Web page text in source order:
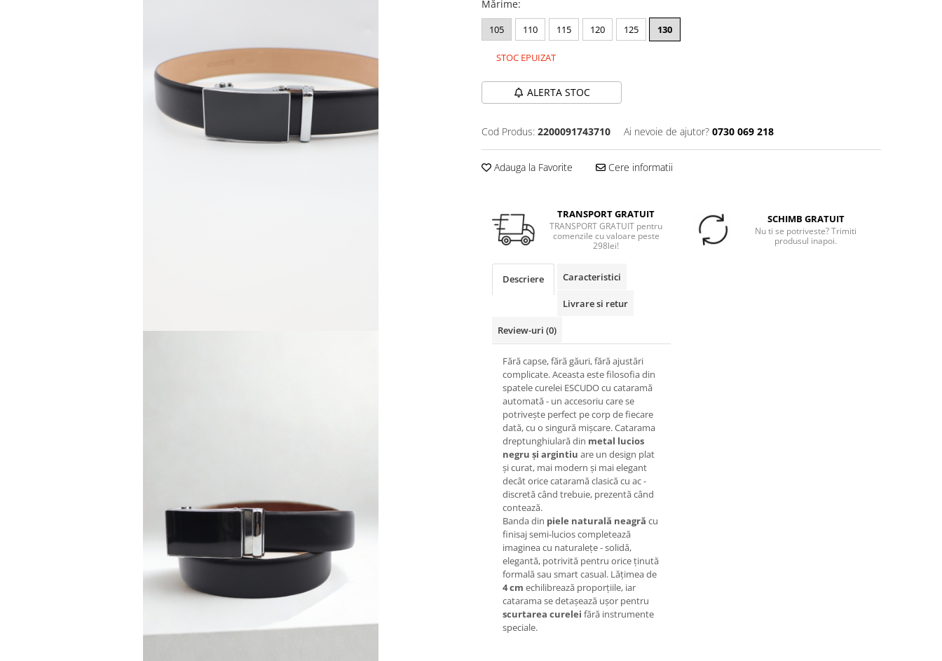
Mărime:
105 110 115 120 125 130
STOC EPUIZAT
ALERTA STOC
Cod Produs: 2200091743710 Ai nevoie de ajutor? 0730 069 218
Adauga la Favorite Cere informatii
TRANSPORT GRATUIT
TRANSPORT GRATUIT pentru
comenzile cu valoare peste
298lei!
SCHIMB GRATUIT
Nu ti se potriveste? Trimiti
produsul inapoi.
Descriere Caracteristici
Livrare si retur
Review-uri (0)
Fără capse, fără găuri, fără ajustări
complicate. Aceasta este filosofia din
spatele curelei ESCUDO cu cataramă
automată - un accesoriu care se
potrivește perfect pe corp de fiecare
dată, cu o singură mișcare. Catarama
dreptunghiulară din metal lucios
negru și argintiu are un design plat
și curat, mai modern și mai elegant
decât orice cataramă clasică cu ac -
discretă când trebuie, prezentă când
contează.
Banda din piele naturală neagră cu
finisaj semi-lucios completează
imaginea cu naturalețe - solidă,
elegantă, potrivită pentru orice ținută
formală sau smart casual. Lățimea de
4 cm echilibrează proporțiile, iar
catarama se detașează ușor pentru
scurtarea curelei fără instrumente
speciale.